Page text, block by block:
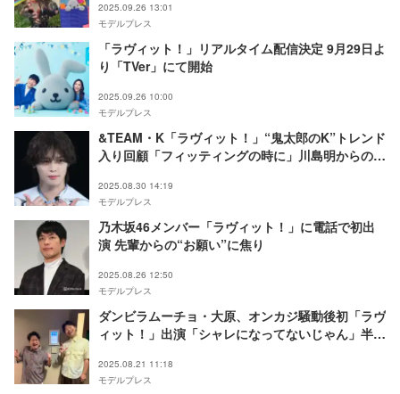
2025.09.26 13:01
モデルプレス
「ラヴィット！」リアルタイム配信決定 9月29日よ
り「TVer」にて開始
2025.09.26 10:00
モデルプレス
&TEAM・K「ラヴィット！」“鬼太郎のK”トレンド
入り回顧「フィッティングの時に」川島明からのフ
2025.08.30 14:19
モデルプレス
乃木坂46メンバー「ラヴィット！」に電話で初出
演 先輩からの“お願い”に焦り
2025.08.26 12:50
モデルプレス
ダンビラムーチョ・大原、オンカジ騒動後初「ラヴ
ィット！」出演「シャレになってないじゃん」半年
2025.08.21 11:18
モデルプレス